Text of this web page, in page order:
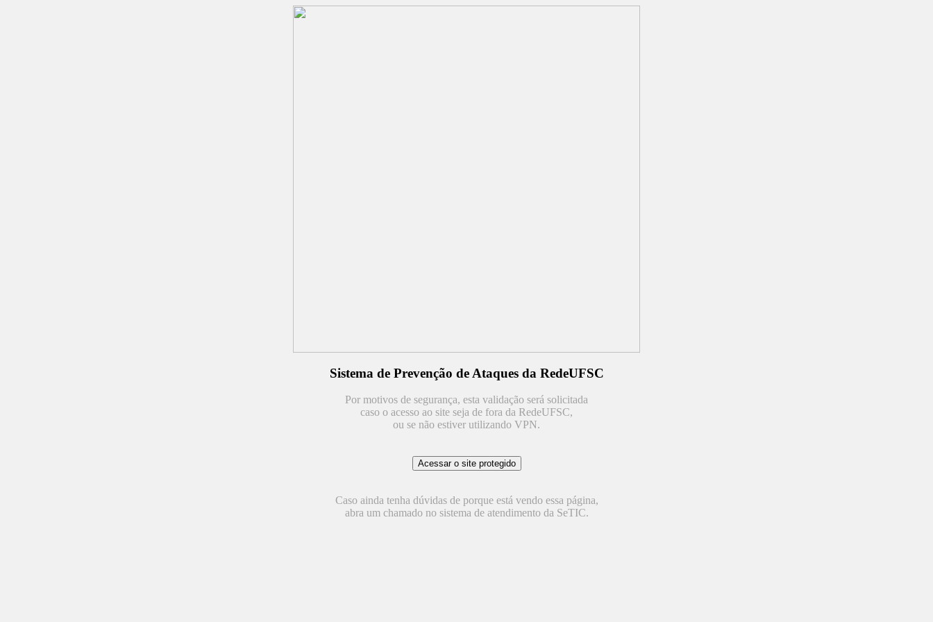
Sistema de Prevenção de Ataques da RedeUFSC
Por motivos de segurança, esta validação será solicitada
caso o acesso ao site seja de fora da RedeUFSC,
ou se não estiver utilizando VPN.
Caso ainda tenha dúvidas de porque está vendo essa página,
abra um chamado no sistema de atendimento da SeTIC.